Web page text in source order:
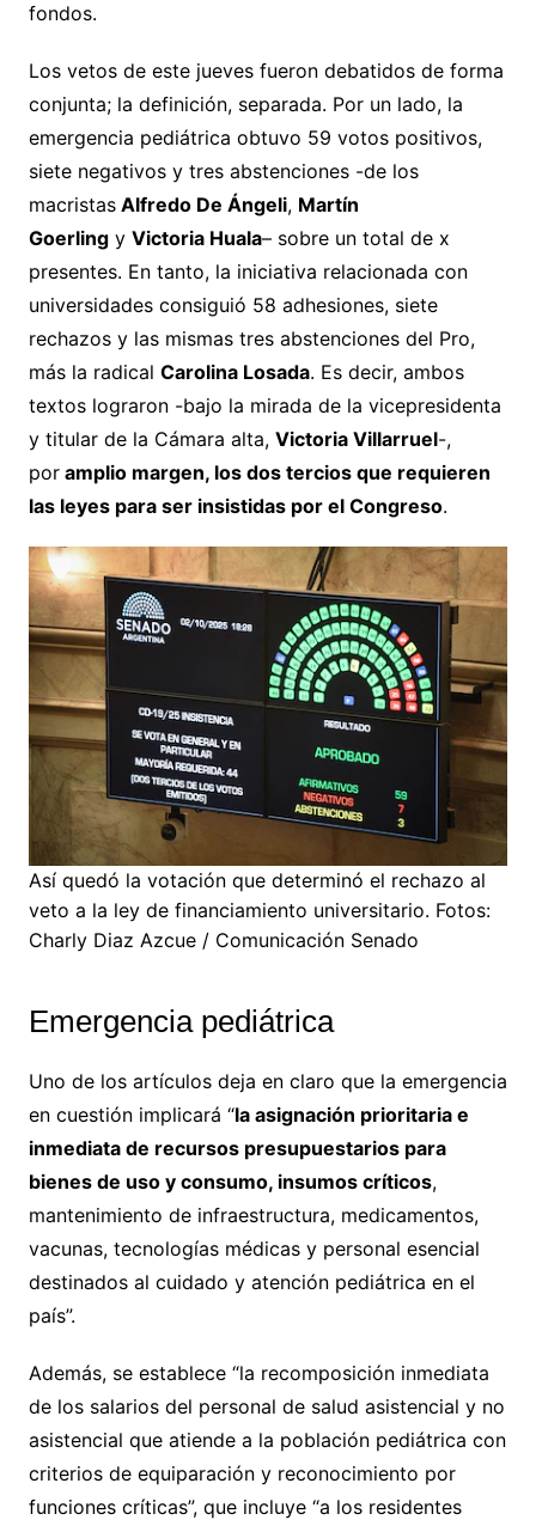
fondos.
Los vetos de este jueves fueron debatidos de forma
conjunta; la definición, separada. Por un lado, la
emergencia pediátrica obtuvo 59 votos positivos,
siete negativos y tres abstenciones -de los
macristasAlfredo De Ángeli, Martín
Goerlingy Victoria Huala– sobre un total de x
presentes. En tanto, la iniciativa relacionada con
universidades consiguió 58 adhesiones, siete
rechazos y las mismas tres abstenciones del Pro,
más la radical Carolina Losada. Es decir, ambos
textos lograron -bajo la mirada de la vicepresidenta
y titular de la Cámara alta, Victoria Villarruel-,
poramplio margen, los dos tercios que requieren
las leyes para ser insistidas por el Congreso.
Así quedó la votación que determinó el rechazo al
veto a la ley de financiamiento universitario. Fotos:
Charly Diaz Azcue / Comunicación Senado
Emergencia pediátrica
Uno de los artículos deja en claro que la emergencia
en cuestión implicará “la asignación prioritaria e
inmediata de recursos presupuestarios para
bienes de uso y consumo, insumos críticos,
mantenimiento de infraestructura, medicamentos,
vacunas, tecnologías médicas y personal esencial
destinados al cuidado y atención pediátrica en el
país”.
Además, se establece “la recomposición inmediata
de los salarios del personal de salud asistencial y no
asistencial que atiende a la población pediátrica con
criterios de equiparación y reconocimiento por
funciones críticas”, que incluye “a los residentes